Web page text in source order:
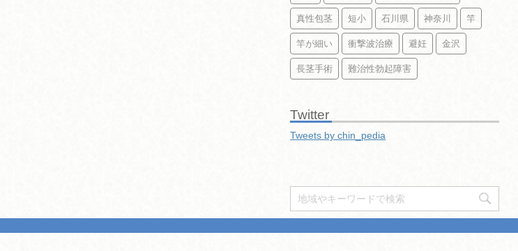
真性包茎 短小 石川県 神奈川 竿
竿が細い 衝撃波治療 避妊 金沢
長茎手術 難治性勃起障害
Twitter
Tweets by chin_pedia